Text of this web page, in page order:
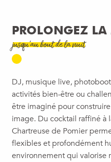
PROLONGEZ LA
jusqu’au bout de la nuit
DJ, musique live,
activités bien-être ou
être imaginé pour
image. Du cocktail raffiné à
Chartreuse de Pomier
flexibles et profondément
environnement qui valorise